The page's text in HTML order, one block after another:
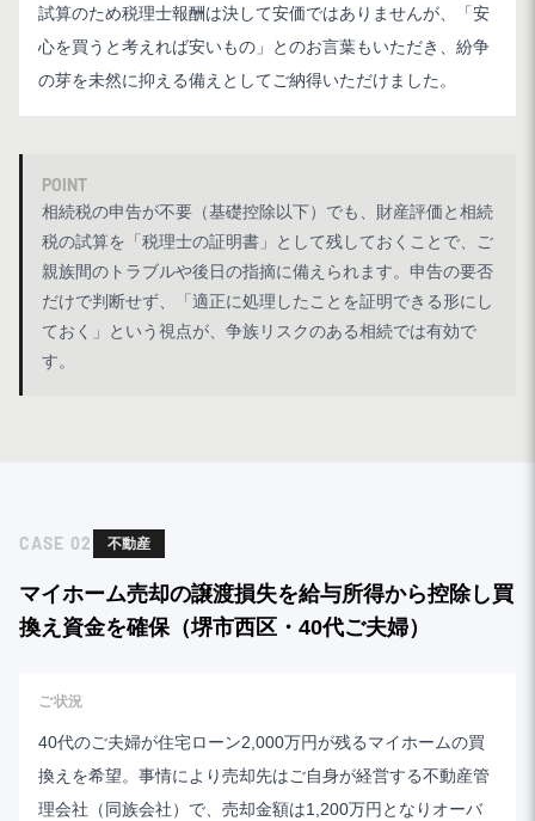
試算のため税理士報酬は決して安価ではありませんが、「安
心を買うと考えれば安いもの」とのお言葉もいただき、紛争
の芽を未然に抑える備えとしてご納得いただけました。
POINT
相続税の申告が不要（基礎控除以下）でも、財産評価と相続
税の試算を「税理士の証明書」として残しておくことで、ご
親族間のトラブルや後日の指摘に備えられます。申告の要否
だけで判断せず、「適正に処理したことを証明できる形にし
ておく」という視点が、争族リスクのある相続では有効で
す。
CASE 02 不動産
マイホーム売却の譲渡損失を給与所得から控除し買
換え資金を確保（堺市西区・40代ご夫婦）
ご状況
40代のご夫婦が住宅ローン2,000万円が残るマイホームの買
換えを希望。事情により売却先はご自身が経営する不動産管
理会社（同族会社）で、売却金額は1,200万円となりオーバ